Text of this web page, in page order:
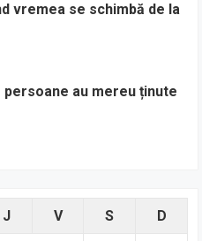
vremea se schimbă de la
persoane au mereu ținute
J V S D